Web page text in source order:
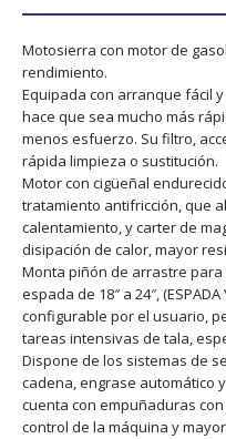
Motosierra con motor de
rendimiento.
Equipada con arranque fácil
hace que sea mucho más
menos esfuerzo. Su filtro,
rápida limpieza o sustitución.
Motor con cigüeñal
tratamiento antifricción, que
calentamiento, y carter de
disipación de calor, mayor
Monta piñón de arrastre
espada de 18″ a 24″, (ESPADA
configurable por el usuario,
tareas intensivas de tala,
Dispone de los sistemas de
cadena, engrase automático
cuenta con empuñaduras
control de la máquina y